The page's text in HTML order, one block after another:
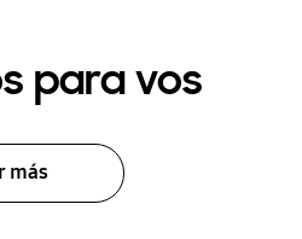
para vos
más